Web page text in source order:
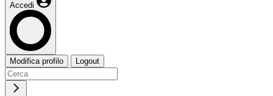
Accedi
Modifica profilo Logout